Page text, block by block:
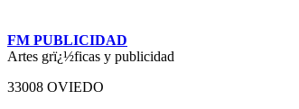
FM PUBLICIDAD
Artes grï¿½ficas y publicidad
33008 OVIEDO